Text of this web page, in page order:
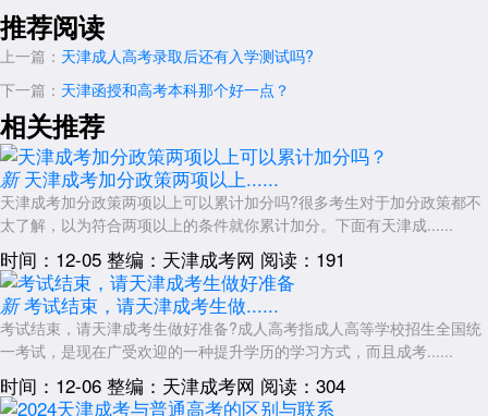
推荐阅读
上一篇： 天津成人高考录取后还有入学测试吗?
下一篇： 天津函授和高考本科那个好一点？
相关推荐
新 天津成考加分政策两项以上......
天津成考加分政策两项以上可以累计加分吗?很多考生对于加分政策都不
太了解，以为符合两项以上的条件就你累计加分。下面有天津成......
时间：12-05 整编：天津成考网 阅读：191
新 考试结束，请天津成考生做......
考试结束，请天津成考生做好准备?成人高考指成人高等学校招生全国统
一考试，是现在广受欢迎的一种提升学历的学习方式，而且成考......
时间：12-06 整编：天津成考网 阅读：304